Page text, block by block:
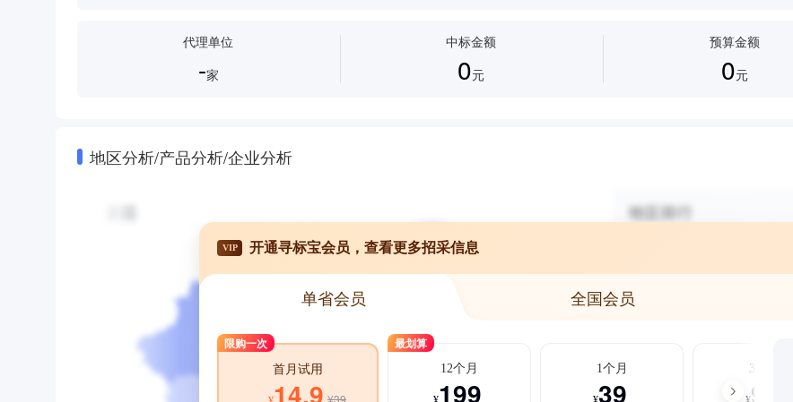
代理单位
-家
中标金额
0元
预算金额
0元
地区分析/产品分析/企业分析
VIP 开通寻标宝会员，查看更多招采信息
单省会员 全国会员
限购一次
首月试用
14.9 ¥39
最划算
12个月
199
1个月
39
3个月
99